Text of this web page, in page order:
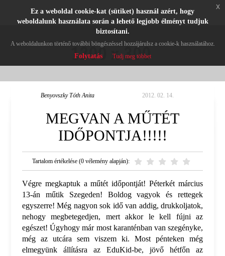
Benyovszky Tóth Anita 2012. 02. 14.
MEGVAN A MŰTÉT
IDŐPONTJA!!!!!
Tartalom értékelése (0 vélemény alapján):
Végre megkaptuk a műtét időpontját! Péterkét március
13-án műtik Szegeden! Boldog vagyok és rettegek
egyszerre! Még nagyon sok idő van addig, drukkoljatok,
nehogy megbetegedjen, mert akkor le kell fújni az
egészet! Úgyhogy már most karanténban van szegényke,
még az utcára sem viszem ki. Most pénteken még
elmegyünk állításra az EduKid-be, jövő hétfőn az
Ez a weboldal cookie-kat (sütiket) használ azért, hogy
weboldalunk használata során a lehető legjobb élményt tudjuk
biztosítani.
A weboldalunkon történő további böngészéssel hozzájárulsz a cookie-k használatához.
Folytatás Tudj meg többet
x